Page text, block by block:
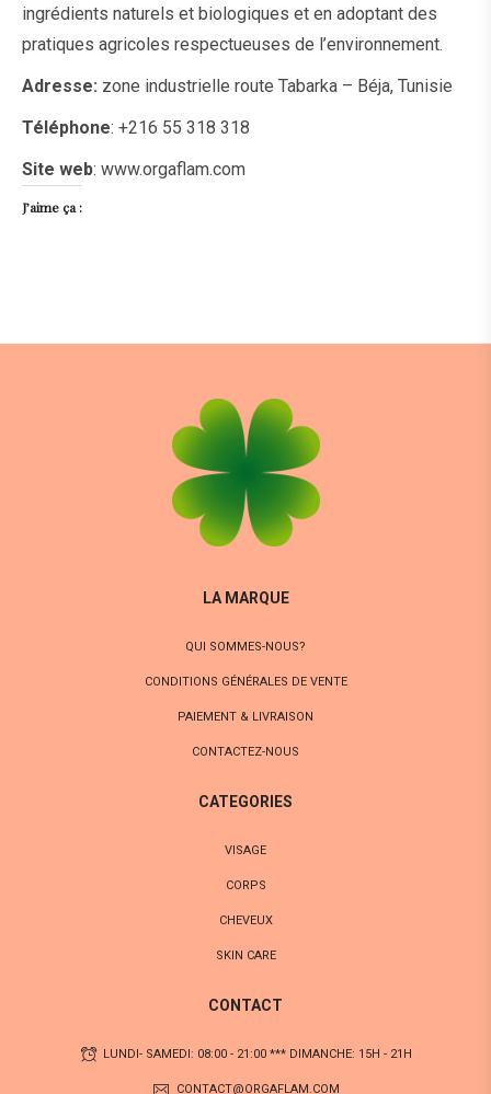
ingrédients naturels et biologiques et en adoptant des
pratiques agricoles respectueuses de l’environnement.
Adresse: zone industrielle route Tabarka – Béja, Tunisie
Téléphone: +216 55 318 318
Site web: www.orgaflam.com
J’aime ça :
LA MARQUE
QUI SOMMES-NOUS?
CONDITIONS GÉNÉRALES DE VENTE
PAIEMENT & LIVRAISON
CONTACTEZ-NOUS
CATEGORIES
VISAGE
CORPS
CHEVEUX
SKIN CARE
CONTACT
LUNDI- SAMEDI: 08:00 - 21:00 *** DIMANCHE: 15H - 21H
CONTACT@ORGAFLAM.COM